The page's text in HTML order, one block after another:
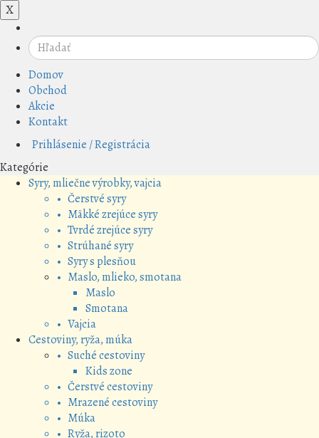
X
Domov
Obchod
Akcie
Kontakt
Prihlásenie / Registrácia
Kategórie
Syry, mliečne výrobky, vajcia
• Čerstvé syry
• Mäkké zrejúce syry
• Tvrdé zrejúce syry
• Strúhané syry
• Syry s plesňou
• Maslo, mlieko, smotana
Maslo
Smotana
• Vajcia
Cestoviny, ryža, múka
• Suché cestoviny
Kids zone
• Čerstvé cestoviny
• Mrazené cestoviny
• Múka
• Ryža, rizoto